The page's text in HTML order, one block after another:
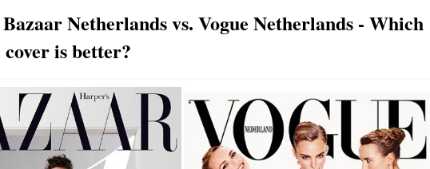
Netherlands vs. Vogue Netherlands - Which
is better?